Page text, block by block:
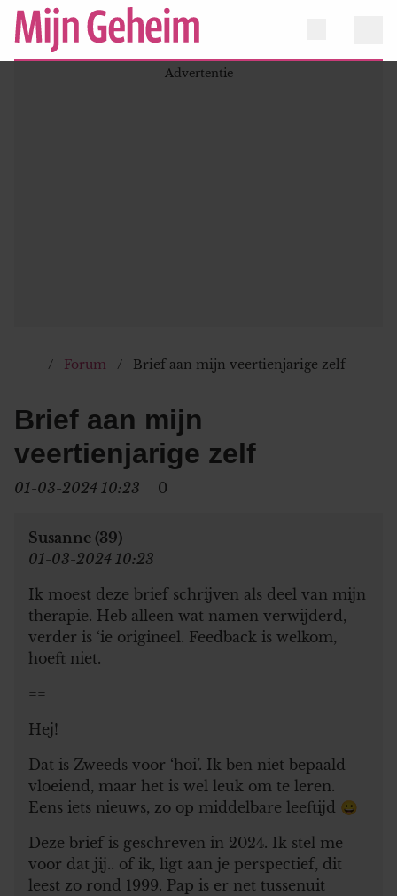
Forum Brief aan mijn veertienjarige zelf
Brief aan mijn
veertienjarige zelf
01-03-2024 10:23 0
Susanne (39)
01-03-2024 10:23
Ik moest deze brief schrijven als deel van mijn
therapie. Heb alleen wat namen verwijderd,
verder is ‘ie origineel. Feedback is welkom,
hoeft niet.
==
Hej!
Dat is Zweeds voor ‘hoi’. Ik ben niet bepaald
vloeiend, maar het is wel leuk om te leren.
Eens iets nieuws, zo op middelbare leeftijd 😀
Deze brief is geschreven in 2024. Ik stel me
voor dat jij.. of ik, ligt aan je perspectief, dit
leest zo rond 1999. Pap is er net tussenuit